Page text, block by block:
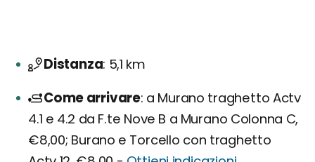
Distanza 5,1 km
Come arrivare a Murano traghetto Actv
4.1 e 4.2 da F.te Nove B a Murano Colonna C,
€8,00; Burano e Torcello con traghetto